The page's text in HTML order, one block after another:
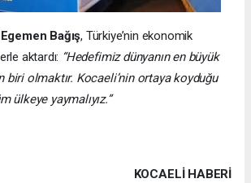
Egemen Bağış, Türkiye’nin ekonomik
aktardı: “Hedefimiz dünyanın en büyük
biri olmaktır. Kocaeli’nin ortaya koyduğu
ülkeye yaymalıyız.”
KOCAELI HABERİ